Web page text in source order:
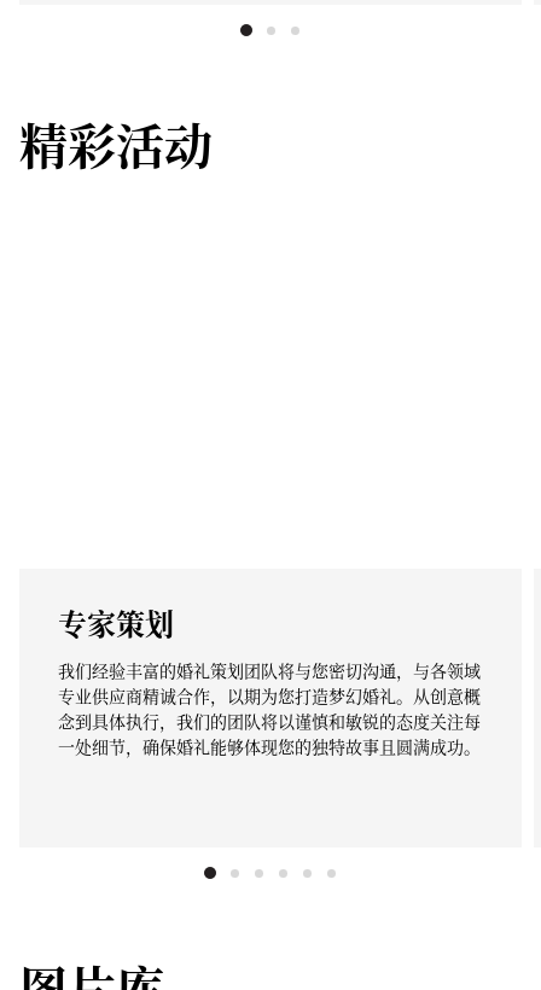
精彩活动
专家策划
我们经验丰富的婚礼策划团队将与您密切沟通，与各领域
专业供应商精诚合作，以期为您打造梦幻婚礼。从创意概
念到具体执行，我们的团队将以谨慎和敏锐的态度关注每
一处细节，确保婚礼能够体现您的独特故事且圆满成功。